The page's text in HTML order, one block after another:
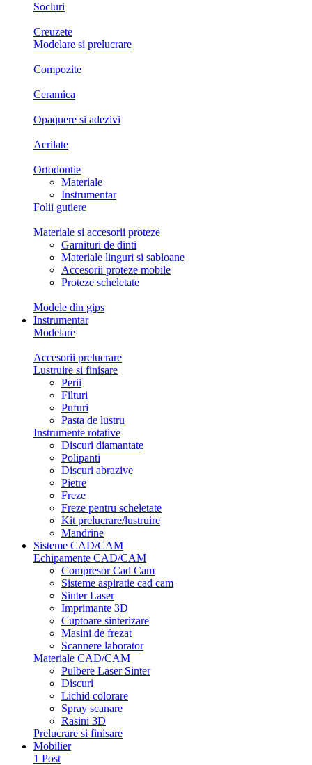
Socluri
Creuzete
Modelare si prelucrare
Compozite
Ceramica
Opaquere si adezivi
Acrilate
Ortodontie
Materiale
Instrumentar
Folii gutiere
Materiale si accesorii proteze
Garnituri de dinti
Materiale linguri si sabloane
Accesorii proteze mobile
Proteze scheletate
Modele din gips
Instrumentar
Modelare
Accesorii prelucrare
Lustruire si finisare
Perii
Filturi
Pufuri
Pasta de lustru
Instrumente rotative
Discuri diamantate
Polipanti
Discuri abrazive
Pietre
Freze
Freze pentru scheletate
Kit prelucrare/lustruire
Mandrine
Sisteme CAD/CAM
Echipamente CAD/CAM
Compresor Cad Cam
Sisteme aspiratie cad cam
Sinter Laser
Imprimante 3D
Cuptoare sinterizare
Masini de frezat
Scannere laborator
Materiale CAD/CAM
Pulbere Laser Sinter
Discuri
Lichid colorare
Spray scanare
Rasini 3D
Prelucrare si finisare
Mobilier
1 Post